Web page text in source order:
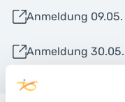
Anmeldung
Anmeldung